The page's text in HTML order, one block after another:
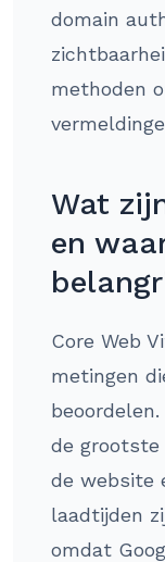
domain
methoden
Wat
en
Core Web
metingen
de
de website
laadtijden
omdat